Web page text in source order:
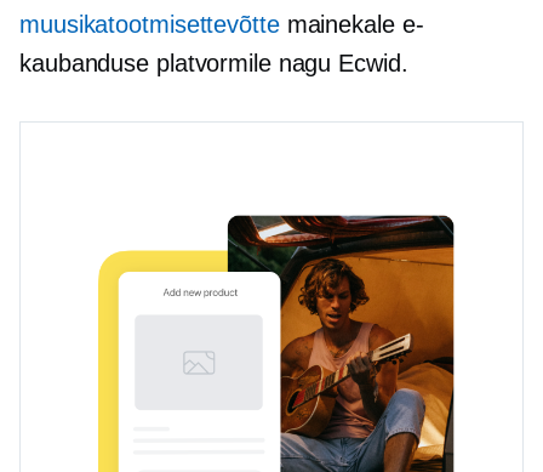
muusikatootmisettevõttemainekale e-
kaubanduse platvormile nagu Ecwid.